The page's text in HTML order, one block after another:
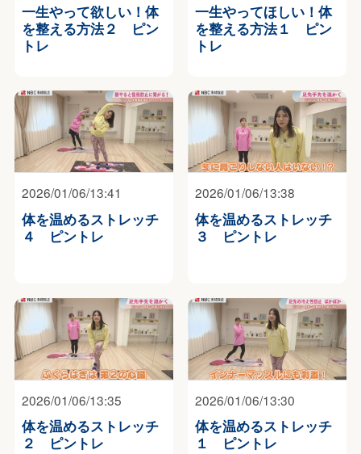
一生やって欲しい！体
を整える方法２ ピン
トレ
一生やってほしい！体
を整える方法１ ピン
トレ
2026/01/06/13:41
体を温めるストレッチ
４ ピントレ
2026/01/06/13:38
体を温めるストレッチ
３ ピントレ
2026/01/06/13:35
体を温めるストレッチ
２ ピントレ
2026/01/06/13:30
体を温めるストレッチ
１ ピントレ